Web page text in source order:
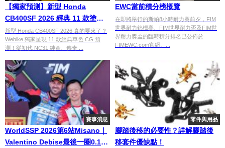
【獨家預測】新型 Honda
CB400SF 2026 經典 11 款塗裝
全收錄！致敬 NC31/CBX 夢幻車
色（再錄更新）
新型 Honda CB400SF 2026 真的要來了？
Webike 獨家呈現 11 款經典車色 CG 預
測！從初代 NC31 純黃、傳奇 ...
EWC當前積分榜概覽
在即將舉行的斯帕8小時耐力賽前夕，FIM
世界耐力錦標賽、FIM世界耐力盃及FIM世
界耐力獎盃的臨時積分排名已公佈於
FIMEWC.com官網。...
賽事消息
WorldSSP 2026第6站Misano｜
Valentino Debise最後一圈0.1秒
零件與用品
腳踏後移的必要性？詳解腳踏後
移套件優缺點！